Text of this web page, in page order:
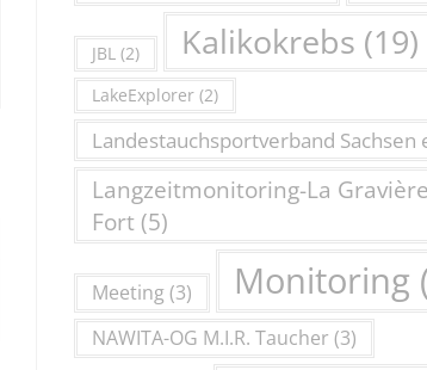
JBL (2) Kalikokrebs (19)
LakeExplorer (2)
Landestauchsportverband Sachsen
Langzeitmonitoring-La
Fort (5)
Meeting(3) Monitoring
NAWITA-OG M.I.R. Taucher (3)